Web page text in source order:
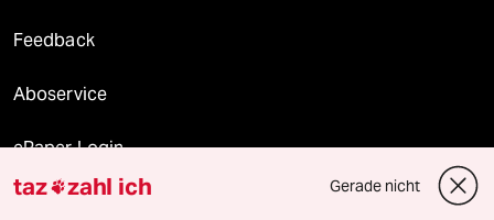
Feedback
Aboservice
ePaper Login
Downloads für Abonnierende
taz zahl ich Gerade nicht